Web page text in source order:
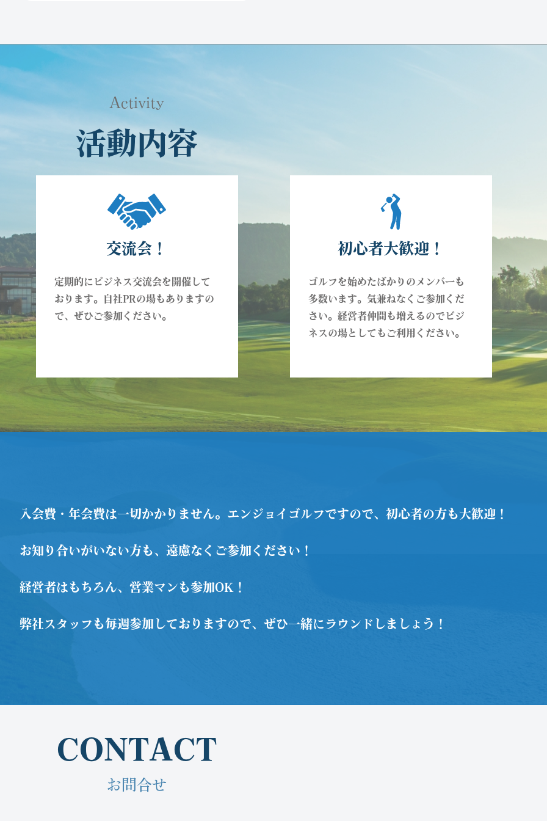
Activity
活動内容
交流会！
定期的にビジネス交流会を開催して
おります。自社PRの場もありますの
で、ぜひご参加ください。
初心者大歓迎！
ゴルフを始めたばかりのメンバーも
多数います。気兼ねなくご参加くだ
さい。経営者仲間も増えるのでビジ
ネスの場としてもご利用ください。
入会費・年会費は一切かかりません。エンジョイゴルフですので、初心者の方も大歓迎！
お知り合いがいない方も、遠慮なくご参加ください！
経営者はもちろん、営業マンも参加OK！
弊社スタッフも毎週参加しておりますので、ぜひ一緒にラウンドしましょう！
CONTACT
お問合せ